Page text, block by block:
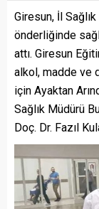
Giresun, İl
önderliğinde
attı. Giresun
alkol, madde ve
için Ayaktan
Sağlık Müdürü
Doç. Dr. Fazıl